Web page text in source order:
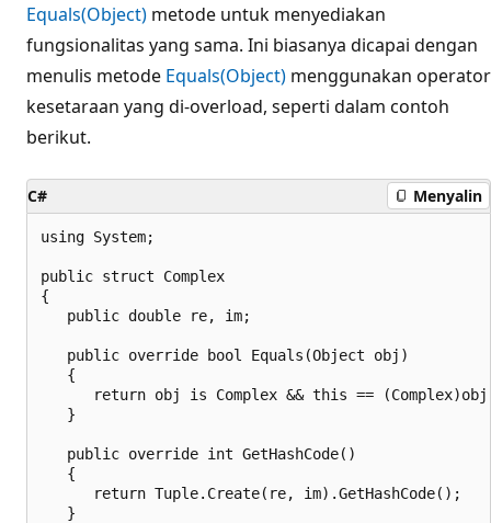
Equals(Object) metode untuk menyediakan
fungsionalitas yang sama. Ini biasanya dicapai dengan
menulis metode Equals(Object) menggunakan operator
kesetaraan yang di-overload, seperti dalam contoh
berikut.
C# Menyalin
using System;
public struct Complex
{
   public double re, im;
   public override bool Equals(Object obj)
   {
return obj is Complex && this ==
   }
   public override int GetHashCode()
   {
      return Tuple.Create(re, im).GetHashCode();
   }